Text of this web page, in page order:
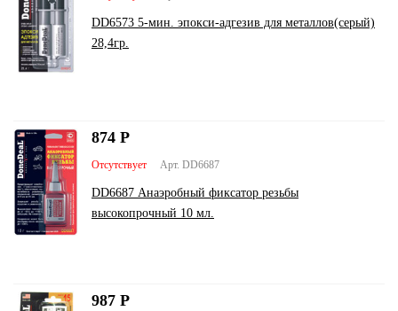
DD6573 5-мин. эпокси-адгезив для металлов(серый)
28,4гр.
Арт. DD6687
Отсутствует
DD6687 Анаэробный фиксатор резьбы
высокопрочный 10 мл.
874 Р
987 Р